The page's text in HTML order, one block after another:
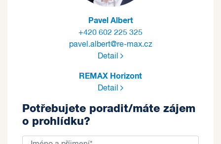
Pavel Albert
+420 602 225 325
pavel.albert@re-max.cz
Detail
REMAX Horizont
Detail
Potřebujete poradit/máte zájem
o prohlídku?